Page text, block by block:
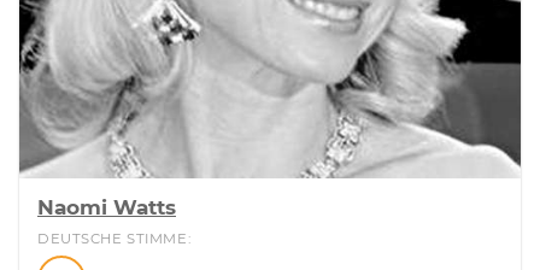
Naomi Watts
DEUTSCHE STIMME: